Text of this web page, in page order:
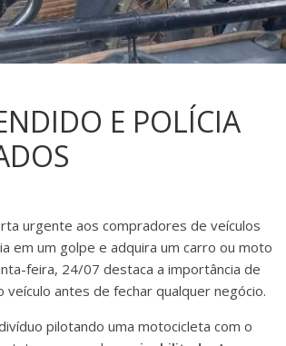
E POLÍCIA
urgente aos compradores de veículos
em um golpe e adquira um carro ou moto
feira, 24/07 destaca a importância de
antes de fechar qualquer negócio.
pilotando uma motocicleta com o